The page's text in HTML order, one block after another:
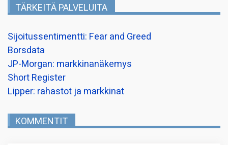
TÄRKEITÄ PALVELUITA
Sijoitussentimentti: Fear and Greed
Borsdata
JP-Morgan: markkinanäkemys
Short Register
Lipper: rahastot ja markkinat
KOMMENTIT